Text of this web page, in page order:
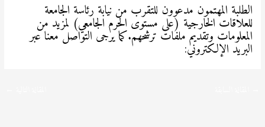
الطلبة المهتمون مدعوون للتقرب من نيابة رئاسة الجامعة
للعلاقات الخارجية (على مستوى الحرم الجامعي) لمزيد من
المعلومات وتقديم ملفات ترشحهم.كما يرجى التواصل معنا عبر
البريد الإلكتروني: Erasmusmplus.udl@gmail.com